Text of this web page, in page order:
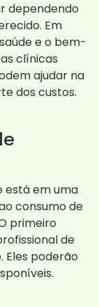
dependendo
Em
e o bem-
clínicas
ajudar na
dos custos.
está em uma
consumo de
primeiro
de
Eles poderão